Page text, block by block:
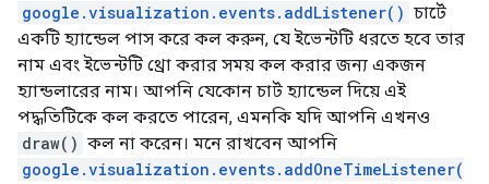
google.visualization.events.addListener() চার্টে
একটি হ্যান্ডেল পাস করে কল করুন, যে ইভেন্টটি ধরতে হবে তার
নাম এবং ইভেন্টটি থ্রো করার সময় কল করার জন্য একজন
হ্যান্ডলারের নাম। আপনি যেকোন চার্ট হ্যান্ডেল দিয়ে এই
পদ্ধতিটিকে কল করতে পারেন, এমনকি যদি আপনি এখনও
draw() কল না করেন। মনে রাখবেন আপনি
google.visualization.events.addOneTimeListener(